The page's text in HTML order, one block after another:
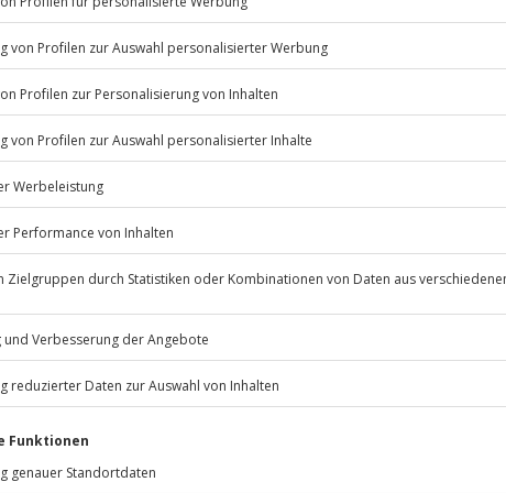
bestimmten Terminen
Absprache mit dem
Listenansicht
© OpenStreetMaps
Mühldorfstraße 8
81671 München
außer an bundesweiten